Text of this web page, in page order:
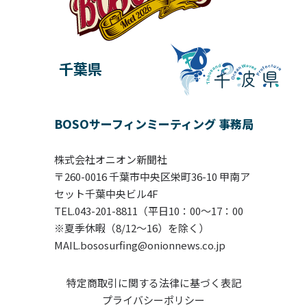
千葉県
BOSOサーフィンミーティング 事務局
株式会社オニオン新聞社
〒260-0016 千葉市中央区栄町36-10 甲南ア
セット千葉中央ビル4F
TEL.043-201-8811（平日10：00〜17：00
※夏季休暇（8/12～16）を除く）
MAIL.bososurfing@onionnews.co.jp
特定商取引に関する法律に基づく表記
プライバシーポリシー